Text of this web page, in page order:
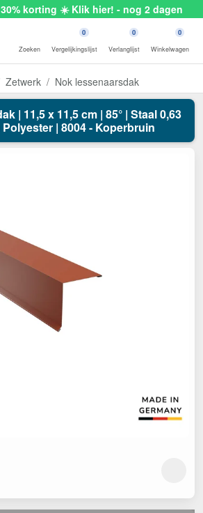
30% korting ☀️ Klik hier! - nog 2 dagen
Zoeken
0
Vergelijkingslijst
0
Verlanglijst
0
Winkelwagen
Zetwerk Nok lessenaarsdak
| 11,5 x 11,5 cm | 85° | Staal 0,63
Polyester | 8004 - Koperbruin